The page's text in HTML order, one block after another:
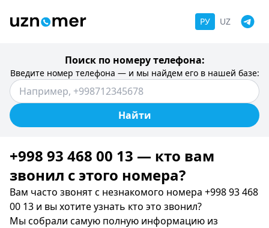
РУ UZ
Поиск по номеру телефона:
Введите номер телефона — и мы найдем его в нашей базе:
Найти
+998 93 468 00 13 — кто вам
звонил c этого номера?
Вам часто звонят с незнакомого номера +998 93 468
00 13 и вы хотите узнать кто это звонил?
Мы собрали самую полную информацию из